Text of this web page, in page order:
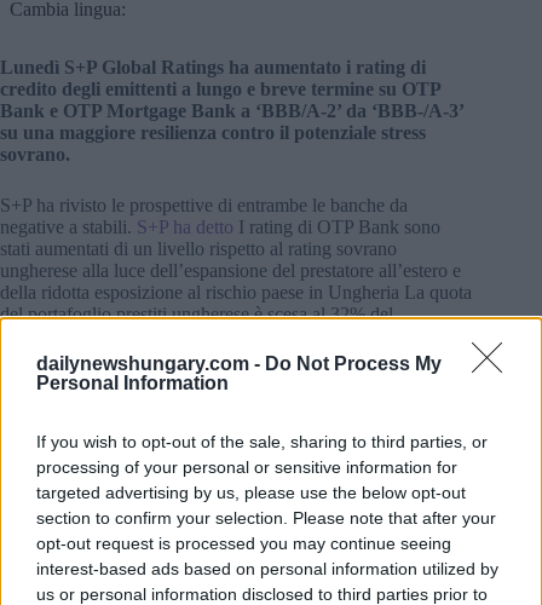
dailynewshungary.com - Do Not Process My
Personal Information
If you wish to opt-out of the sale, sharing to third parties, or
processing of your personal or sensitive information for
targeted advertising by us, please use the below opt-out
section to confirm your selection. Please note that after your
opt-out request is processed you may continue seeing
interest-based ads based on personal information utilized by
us or personal information disclosed to third parties prior to
Cambia lingua:
Lunedì S+P Global Ratings ha aumentato i rating di
credito degli emittenti a lungo e breve termine su OTP
Bank e OTP Mortgage Bank a ‘BBB/A-2’ da ‘BBB-/A-3’
su una maggiore resilienza contro il potenziale stress
sovrano.
S+P ha rivisto le prospettive di entrambe le banche da
negative a stabili. S+P ha detto I rating di OTP Bank sono
stati aumentati di un livello rispetto al rating sovrano
ungherese alla luce dell’espansione del prestatore all’estero e
della ridotta esposizione al rischio paese in Ungheria La quota
del portafoglio prestiti ungherese è scesa al 32% del
Le prospettive negative rispecchiano le prospettive negative
degli attivi e la performance finanziaria potrebbero essere
influenzate negativamente dalle crescenti sfide economiche e
geopolitiche che potrebbero incidere sui mercati principali.
Come abbiamo scritto prima, il congelamento delle spese
bancarie in Ungheria è stato finalizzato e OTP Bank è stata la
prima a ridurre le spese di vendita al dettagliodettagli QUI.